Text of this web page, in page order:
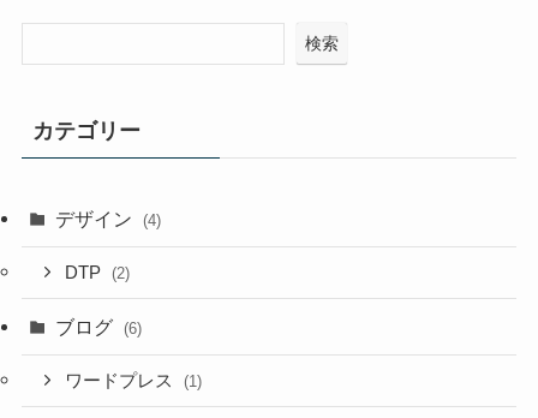
検索
カテゴリー
デザイン (4)
DTP (2)
ブログ (6)
ワードプレス (1)